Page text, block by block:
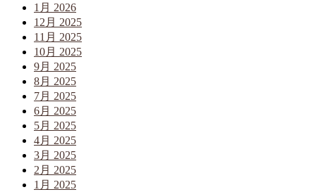
1月 2026
12月 2025
11月 2025
10月 2025
9月 2025
8月 2025
7月 2025
6月 2025
5月 2025
4月 2025
3月 2025
2月 2025
1月 2025